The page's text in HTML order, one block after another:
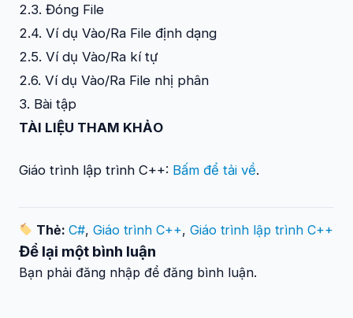
2.3. Đóng File
2.4. Ví dụ Vào/Ra File định dạng
2.5. Ví dụ Vào/Ra kí tự
2.6. Ví dụ Vào/Ra File nhị phân
3. Bài tập
TÀI LIỆU THAM KHẢO
Giáo trình lập trình C++: Bấm để tải về.
Thẻ:C#,Giáo trình C++,Giáo trình lập trình C++
Để lại một bình luận
Bạn phải đăng nhập để đăng bình luận.